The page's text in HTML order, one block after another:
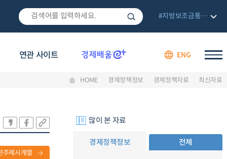
연관 사이트 ENG
#지방보조금통합관리망
HOME 경제정책정보 경제정책자료 최신자료
주제시계열
많이 본 자료
경제정책정보 전체